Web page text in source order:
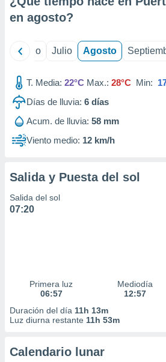
e
publicidad
publicidad
de
en agosto?
Junio Julio Agosto
T. Media: 22°C Max.: 28°C Min:
Días de lluvia: 6 días
Acum. de lluvia: 58 mm
Viento medio: 12 km/h
Salida y Puesta del sol
Salida del sol
07:20
Primera luz
06:57
Mediodía
12:57
Duración del día 11h 13m
Luz diurna restante 11h 53m
Calendario lunar